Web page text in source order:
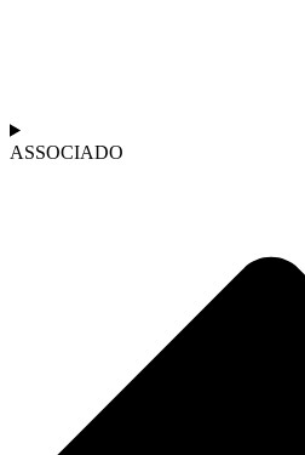
ASSOCIADO